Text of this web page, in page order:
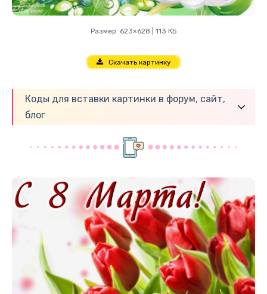
Размер: 623×628 | 113 КБ
Скачать картинку
Коды для вставки картинки в форум, сайт,
блог